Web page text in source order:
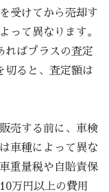
受けてから売却す
って異なります。
ればプラスの査定
切ると、査定額は
売する前に、車検
車種によって異な
重量税や自賠責保
万円以上の費用